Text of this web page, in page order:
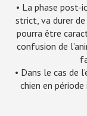
• La phase post-
strict, va durer
pourra être
confusion de
• Dans le cas de
chien en